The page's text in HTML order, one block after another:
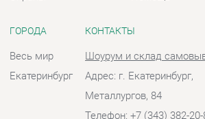
Отправить сообщение
© 2009-2026 Ванная-